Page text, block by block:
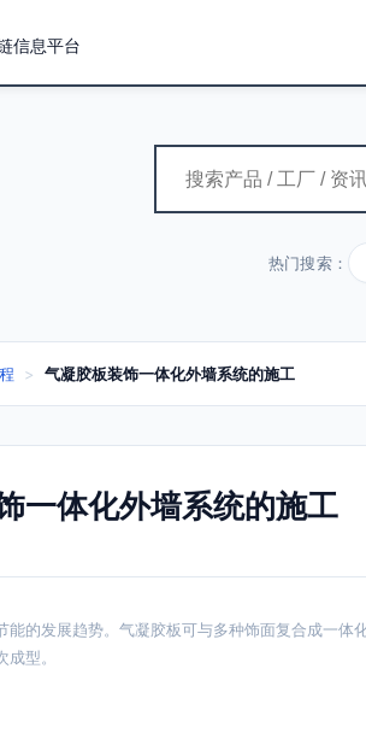
信息平台
热门搜索：
> 气凝胶板装饰一体化外墙系统的施工
一体化外墙系统的施工
能的发展趋势。气凝胶板可与多种饰面复合成一
型。